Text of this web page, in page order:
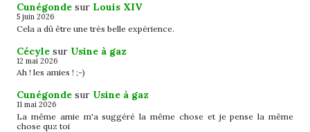
Cunégonde sur Louis XIV
5 juin 2026
Cela a dû être une très belle expérience.
Cécyle sur Usine à gaz
12 mai 2026
Ah ! les amies ! ;-)
Cunégonde sur Usine à gaz
11 mai 2026
La même amie m'a suggéré la même chose et je pense la même
chose quz toi